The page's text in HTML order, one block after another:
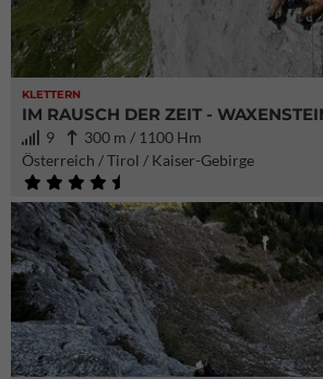
KLETTERN
IM RAUSCH DER ZEIT -
9
300 m / 1100 Hm
Österreich / Tirol / Kaiser-Gebirge